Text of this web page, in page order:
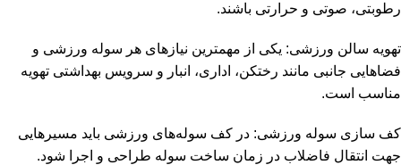
رطوبتی، صوتی و حرارتی باشند.
تهویه سالن ورزشی: یکی از مهمترین نیازهای هر سوله ورزشی و
فضاهایی جانبی مانند رختکن، اداری، انبار و سرویس بهداشتی تهویه
مناسب است.
کف سازی سوله ورزشی: در کف سوله‌های ورزشی باید مسیرهایی
جهت انتقال فاضلاب در زمان ساخت سوله طراحی و اجرا شود.